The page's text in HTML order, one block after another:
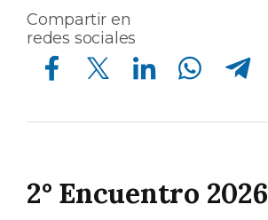
Compartir en
redes sociales
Compartir en Facebook Compartir en Twitter Compartir en Linkedin Compartir en Whatsapp Compartir en Telegram
2° Encuentro 2026